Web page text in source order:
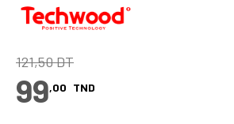
121,50 DT
99,00 TND